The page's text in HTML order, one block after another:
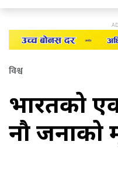
विश्व
भारतको
नौ जनाको